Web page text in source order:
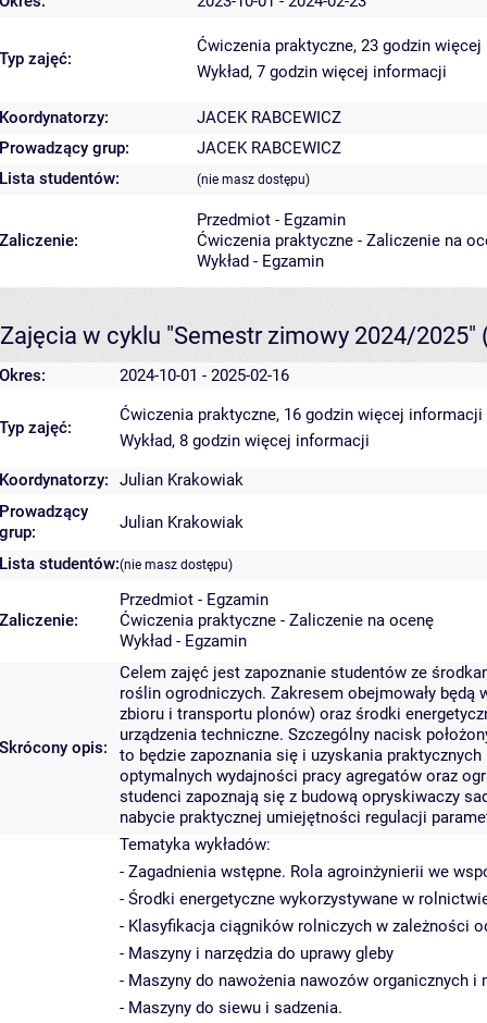
Typ zajęć:
Ćwiczenia praktyczne, 23 godzin więcej
Wykład, 7 godzin więcej informacji
Koordynatorzy:
JACEK RABCEWICZ
Prowadzący grup:
JACEK RABCEWICZ
Lista studentów:
(nie masz dostępu)
Zaliczenie:
Przedmiot - Egzamin
Ćwiczenia praktyczne - Zaliczenie na
Wykład - Egzamin
Zajęcia w cyklu "Semestr zimowy 2024/2025"
Okres: 2024-10-01 - 2025-02-16
Typ zajęć:
Ćwiczenia praktyczne, 16 godzin więcej informacji
Wykład, 8 godzin więcej informacji
Koordynatorzy:
Julian Krakowiak
Prowadzący
grup:
Julian Krakowiak
Lista studentów:(nie masz dostępu)
Zaliczenie:
Przedmiot - Egzamin
Ćwiczenia praktyczne - Zaliczenie na ocenę
Wykład - Egzamin
Skrócony opis:
Celem zajęć jest zapoznanie studentów ze
roślin ogrodniczych. Zakresem obejmowały
zbioru i transportu plonów) oraz środki
urządzenia techniczne. Szczególny nacisk
to będzie zapoznania się i uzyskania
optymalnych wydajności pracy agregatów oraz
studenci zapoznają się z budową opryskiwaczy
nabycie praktycznej umiejętności regulacji
Tematyka wykładów:
- Zagadnienia wstępne. Rola agroinżynierii we
- Środki energetyczne wykorzystywane w
- Klasyfikacja ciągników rolniczych w zależności
- Maszyny i narzędzia do uprawy gleby
- Maszyny do nawożenia nawozów organicznych i
- Maszyny do siewu i sadzenia.